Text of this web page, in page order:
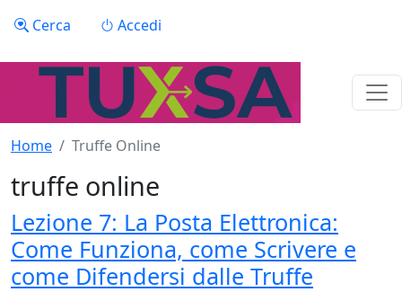
Menu profilo utente
Cerca Accedi
Home Truffe Online
truffe online
Lezione 7: La Posta Elettronica:
Come Funziona, come Scrivere e
come Difendersi dalle Truffe